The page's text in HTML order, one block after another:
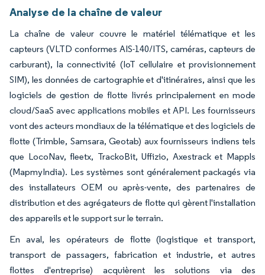
Analyse de la chaîne de valeur
La chaîne de valeur couvre le matériel télématique et les
capteurs (VLTD conformes AIS-140/ITS, caméras, capteurs de
carburant), la connectivité (IoT cellulaire et provisionnement
SIM), les données de cartographie et d'itinéraires, ainsi que les
logiciels de gestion de flotte livrés principalement en mode
cloud/SaaS avec applications mobiles et API. Les fournisseurs
vont des acteurs mondiaux de la télématique et des logiciels de
flotte (Trimble, Samsara, Geotab) aux fournisseurs indiens tels
que LocoNav, fleetx, TrackoBit, Uffizio, Axestrack et Mappls
(MapmyIndia). Les systèmes sont généralement packagés via
des installateurs OEM ou après-vente, des partenaires de
distribution et des agrégateurs de flotte qui gèrent l'installation
des appareils et le support sur le terrain.
En aval, les opérateurs de flotte (logistique et transport,
transport de passagers, fabrication et industrie, et autres
flottes d'entreprise) acquièrent les solutions via des